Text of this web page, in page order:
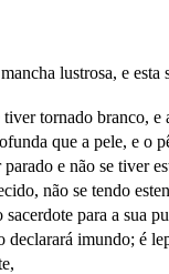
lustrosa, e
tornado
que a pele, e
e não se tiver
não se tendo
para a sua
declarará imundo; é